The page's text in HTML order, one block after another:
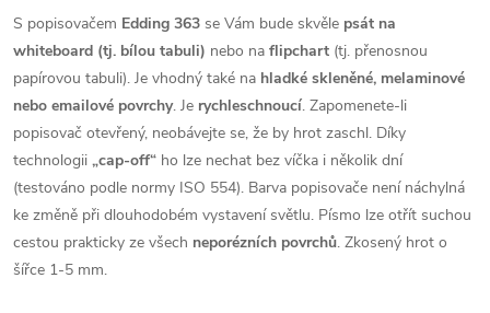
S popisovačem Edding 363 se Vám bude skvěle psát na
whiteboard (tj. bílou tabuli) nebo na flipchart (tj. přenosnou
papírovou tabuli). Je vhodný také na hladké skleněné, melaminové
nebo emailové povrchy. Je rychleschnoucí. Zapomenete-li
popisovač otevřený, neobávejte se, že by hrot zaschl. Díky
technologii „cap-off“ ho lze nechat bez víčka i několik dní
(testováno podle normy ISO 554). Barva popisovače není náchylná
ke změně při dlouhodobém vystavení světlu. Písmo lze otřít suchou
cestou prakticky ze všech neporézních povrchů. Zkosený hrot o
šířce 1-5 mm.